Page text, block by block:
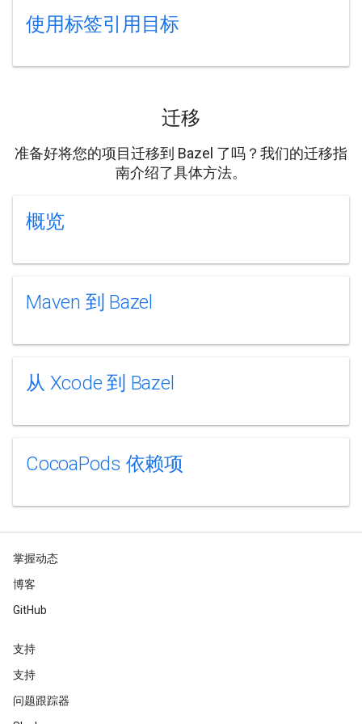
使用标签引用目标
迁移
准备好将您的项目迁移到 Bazel 了吗？我们的迁移指
南介绍了具体方法。
概览
Maven 到 Bazel
从 Xcode 到 Bazel
CocoaPods 依赖项
掌握动态
博客
GitHub
支持
支持
问题跟踪器